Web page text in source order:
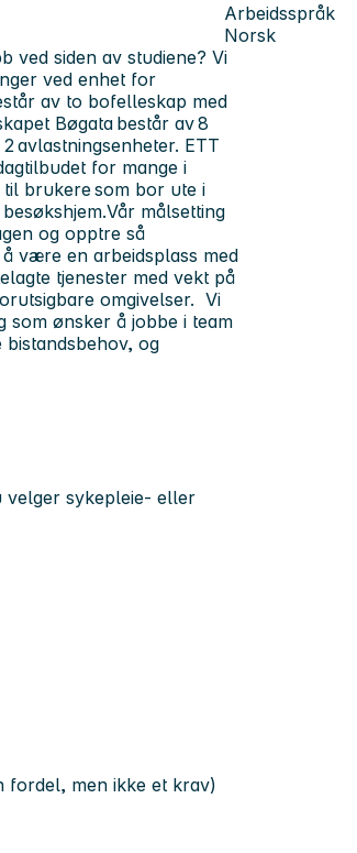
Arbeidsspråk
Norsk
ved siden av studiene? Vi
ved enhet for
av to bofelleskap med
Bøgata består av 8
avlastningsenheter. ETT
for mange i
brukere som bor ute i
Vår målsetting
og opptre så
være en arbeidsplass med
tjenester med vekt på
omgivelser. Vi
som ønsker å jobbe i team
og
velger sykepleie- eller
fordel, men ikke et krav)